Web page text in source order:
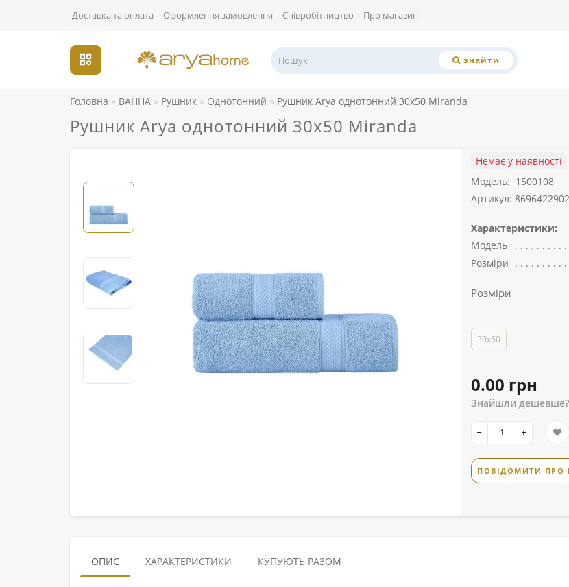
Доставка та оплата Оформлення замовлення Співробітництво Про магазин
знайти
Головна ВАННА Рушник Однотонний Рушник Arya однотонний 30x50 Miranda
Рушник Arya однотонний 30x50 Miranda
Немає у наявності
Модель: 1500108
Артикул:
Характеристики:
Модель
Розміри
Розміри
30x50
0.00 грн
Знайшли дешевше?
ПОВІДОМИТИ ПРО
ОПИС ХАРАКТЕРИСТИКИ КУПУЮТЬ РАЗОМ